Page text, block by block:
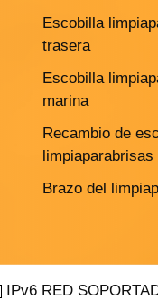
Escobilla
trasera
Escobilla
marina
Recambio de
limpiaparabrisas
Brazo del
IPv6 RED